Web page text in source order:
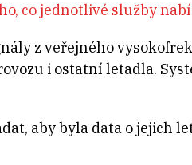
co jednotlivé služby
z veřejného
i ostatní letadla.
aby byla data o jejich